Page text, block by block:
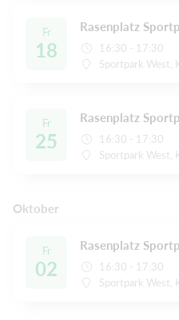
Fr
18
Rasenplatz
16:30 - 17:30
Sportpark West,
Fr
25
Rasenplatz
16:30 - 17:30
Sportpark West,
Oktober
Fr
02
Rasenplatz
16:30 - 17:30
Sportpark West,